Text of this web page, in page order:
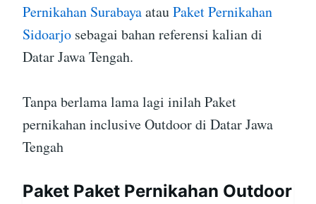
Pernikahan SurabayaatauPaket Pernikahan
Sidoarjo sebagai bahan referensi kalian di
Datar Jawa Tengah.
Tanpa berlama lama lagi inilah Paket
pernikahan inclusive Outdoor di Datar Jawa
Tengah
Paket Paket Pernikahan Outdoor